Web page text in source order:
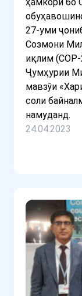
27-уми
Созмони
иқлим
Ҷумҳурии
мавзӯи
соли
намуданд.
24.04.2023